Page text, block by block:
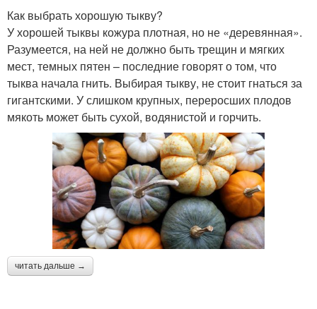
Как выбрать хорошую тыкву?
У хорошей тыквы кожура плотная, но не «деревянная».
Разумеется, на ней не должно быть трещин и мягких
мест, темных пятен – последние говорят о том, что
тыква начала гнить. Выбирая тыкву, не стоит гнаться за
гигантскими. У слишком крупных, переросших плодов
мякоть может быть сухой, водянистой и горчить.
читать дальше →